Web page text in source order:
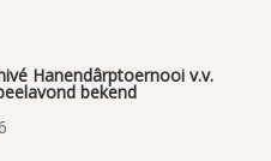
Hanendârptoernooi v.v.
bekend